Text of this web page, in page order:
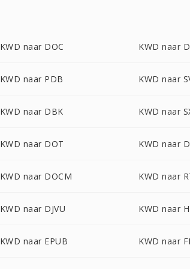
KWD naar DOC KWD naar
KWD naar PDB KWD naar
KWD naar DBK KWD naar
KWD naar DOT KWD naar
KWD naar DOCM KWD naar
KWD naar DJVU KWD naar
KWD naar EPUB KWD naar